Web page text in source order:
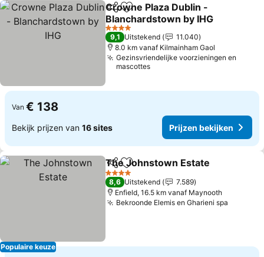
DelenToevoegen aan favorieten
Crowne Plaza Dublin -
Blanchardstown by IHG
Prijzen bekijken
4 Sterren
9,1 Uitstekend
11.040
8.0 km vanaf Kilmainham Gaol
Gezinsvriendelijke voorzieningen en
mascottes
Van € 138
Bekijk prijzen van 16 sites Prijzen bekijken
Populaire keuze
DelenToevoegen aan favorieten
The Johnstown Estate
4 Sterren
8,6 Uitstekend
7.589
Enfield, 16.5 km vanaf Maynooth
Bekroonde Elemis en Gharieni spa